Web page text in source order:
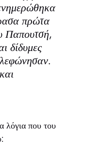
πρώτα
Παπουτσή,
δίδυμες
λόγια που του